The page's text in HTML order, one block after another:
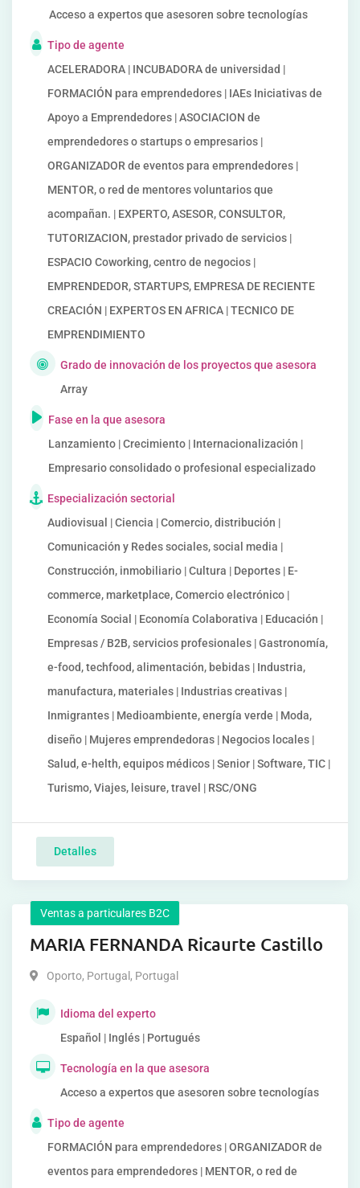
Acceso a expertos que asesoren sobre tecnologías
Tipo de agente
ACELERADORA | INCUBADORA de universidad |
FORMACIÓN para emprendedores | IAEs Iniciativas de
Apoyo a Emprendedores | ASOCIACION de
emprendedores o startups o empresarios |
ORGANIZADOR de eventos para emprendedores |
MENTOR, o red de mentores voluntarios que
acompañan. | EXPERTO, ASESOR, CONSULTOR,
TUTORIZACION, prestador privado de servicios |
ESPACIO Coworking, centro de negocios |
EMPRENDEDOR, STARTUPS, EMPRESA DE RECIENTE
CREACIÓN | EXPERTOS EN AFRICA | TECNICO DE
EMPRENDIMIENTO
Grado de innovación de los proyectos que asesora
Array
Fase en la que asesora
Lanzamiento | Crecimiento | Internacionalización |
Empresario consolidado o profesional especializado
Especialización sectorial
Audiovisual | Ciencia | Comercio, distribución |
Comunicación y Redes sociales, social media |
Construcción, inmobiliario | Cultura | Deportes | E-
commerce, marketplace, Comercio electrónico |
Economía Social | Economía Colaborativa | Educación |
Empresas / B2B, servicios profesionales | Gastronomía,
e-food, techfood, alimentación, bebidas | Industria,
manufactura, materiales | Industrias creativas |
Inmigrantes | Medioambiente, energía verde | Moda,
diseño | Mujeres emprendedoras | Negocios locales |
Salud, e-helth, equipos médicos | Senior | Software, TIC |
Turismo, Viajes, leisure, travel | RSC/ONG
Detalles
Ventas a particulares B2C
MARIA FERNANDA Ricaurte Castillo
Oporto, Portugal , Portugal
Idioma del experto
Español | Inglés | Portugués
Tecnología en la que asesora
Acceso a expertos que asesoren sobre tecnologías
Tipo de agente
FORMACIÓN para emprendedores | ORGANIZADOR de
eventos para emprendedores | MENTOR, o red de